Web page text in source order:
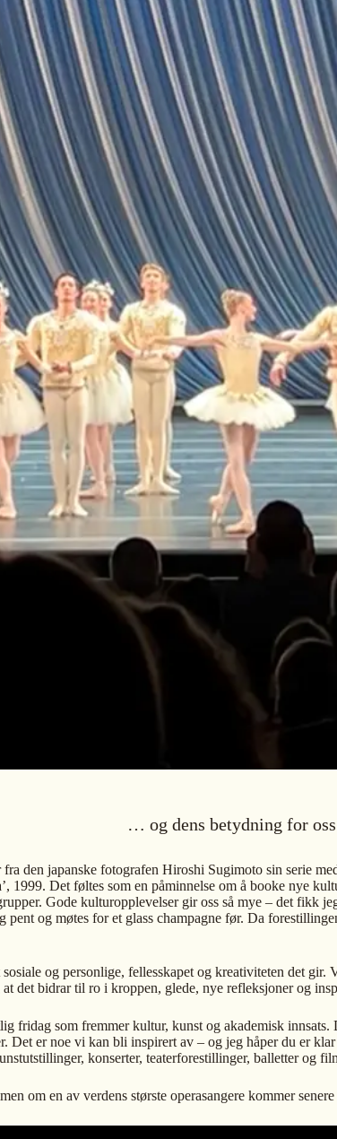
… og dens betydning for
den japanske fotografen Hiroshi Sugimoto sin serie
1999. Det føltes som en påminnelse om å booke nye
Gode kulturopplevelser gir oss så mye – det fikk
pent og møtes for et glass champagne før. Da
og personlige, fellesskapet og kreativiteten det
det bidrar til ro i kroppen, glede, nye refleksjoner og
fridag som fremmer kultur, kunst og akademisk
Det er noe vi kan bli inspirert av – og jeg håper du er
konserter, teaterforestillinger, balletter og
om en av verdens største operasangere kommer